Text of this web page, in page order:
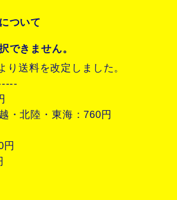
ついて
できません。
り送料を改定しました。
・北陸・東海：760円
円